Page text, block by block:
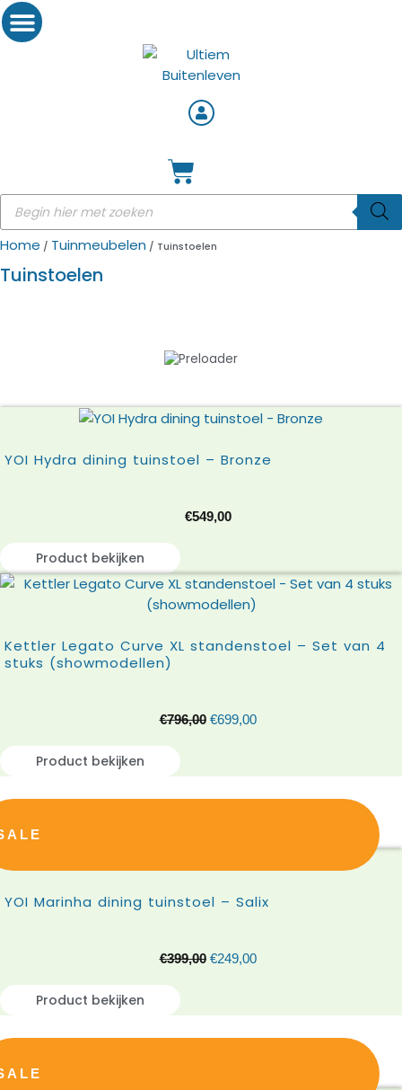
Home / Tuinmeubelen / Tuinstoelen
Tuinstoelen
YOI Hydra dining tuinstoel – Bronze
€549,00
Product bekijken
Kettler Legato Curve XL standenstoel – Set van 4
stuks (showmodellen)
€796,00 €699,00
Product bekijken
YOI Marinha dining tuinstoel – Salix
€399,00 €249,00
Product bekijken